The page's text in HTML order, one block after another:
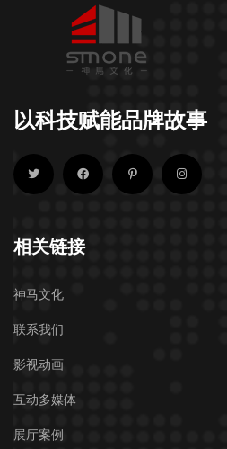
以科技赋能品牌故事
相关链接
神马文化
联系我们
影视动画
互动多媒体
展厅案例